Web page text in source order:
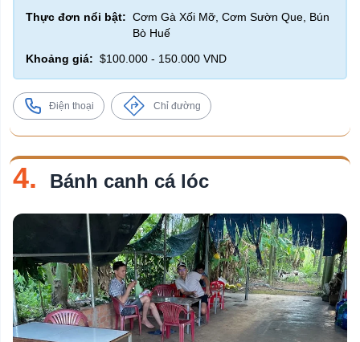
Thực đơn nổi bật: Cơm Gà Xối Mỡ, Cơm Sườn Que, Bún
Bò Huế
Khoảng giá: $100.000 - 150.000 VND
Điện thoại Chỉ đường
4. Bánh canh cá lóc